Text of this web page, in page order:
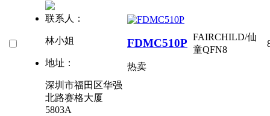
联系人：
林小姐
地址：
深圳市福田区华强
北路赛格大厦
5803A
FDMC510P
热卖
FAIRCHILD/仙
童QFN8